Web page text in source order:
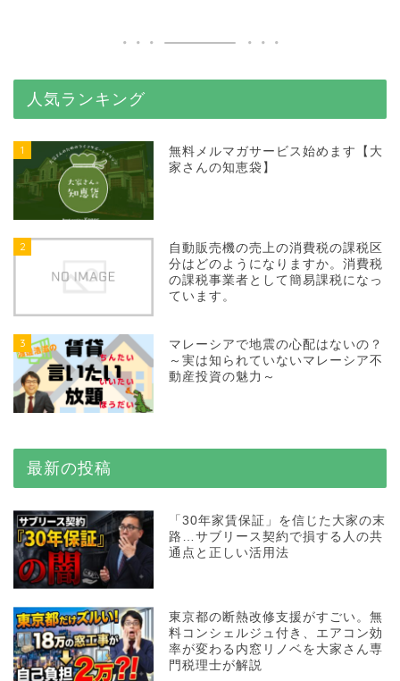
人気ランキング
1
無料メルマガサービス始めます【大
家さんの知恵袋】
2
自動販売機の売上の消費税の課税区
分はどのようになりますか。消費税
の課税事業者として簡易課税になっ
ています。
3
マレーシアで地震の心配はないの？
～実は知られていないマレーシア不
動産投資の魅力～
最新の投稿
「30年家賃保証」を信じた大家の末
路…サブリース契約で損する人の共
通点と正しい活用法
東京都の断熱改修支援がすごい。無
料コンシェルジュ付き、エアコン効
率が変わる内窓リノベを大家さん専
門税理士が解説